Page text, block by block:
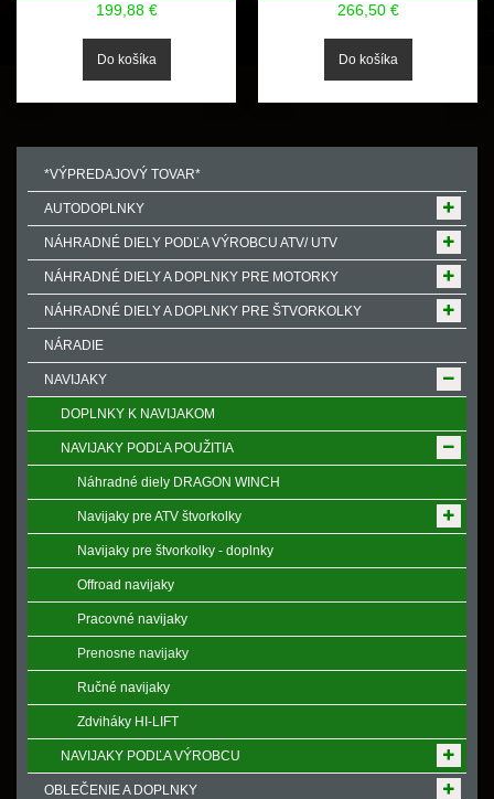
199,88 € 266,50 €
*VÝPREDAJOVÝ TOVAR*
AUTODOPLNKY
NÁHRADNÉ DIELY PODĽA VÝROBCU ATV/ UTV
NÁHRADNÉ DIELY A DOPLNKY PRE MOTORKY
NÁHRADNÉ DIELY A DOPLNKY PRE ŠTVORKOLKY
NÁRADIE
NAVIJAKY
DOPLNKY K NAVIJAKOM
NAVIJAKY PODĽA POUŽITIA
Náhradné diely DRAGON WINCH
Navijaky pre ATV štvorkolky
Navijaky pre štvorkolky - doplnky
Offroad navijaky
Pracovné navijaky
Prenosne navijaky
Ručné navijaky
Zdviháky HI-LIFT
NAVIJAKY PODĽA VÝROBCU
OBLEČENIE A DOPLNKY